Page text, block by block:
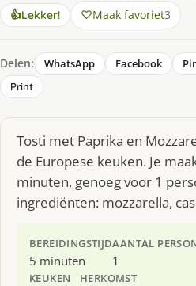
👍Lekker! Maak favoriet3
Delen: WhatsApp Facebook
Print
Tosti met Paprika en
de Europese keuken. Je
minuten, genoeg voor 1
ingrediënten: mozzarella,
BEREIDINGSTIJD
5 minuten
AANTAL
1
KEUKEN HERKOMST